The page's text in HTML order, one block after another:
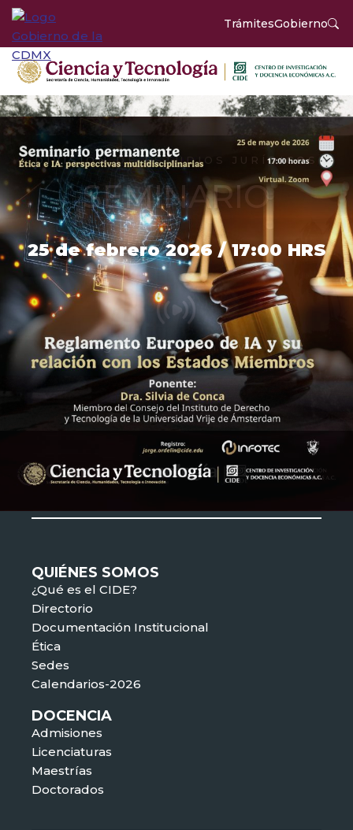
TrámitesGobierno
DIVISIÓN DE ESTUDIOS JURÍDICOS
SEMINARIO
25 de febrero 2026 / 17:00 HRS
Sigue la transmisión en vivo
QUIÉNES SOMOS
¿Qué es el CIDE?
Directorio
Documentación Institucional
Ética
Sedes
Calendarios-2026
DOCENCIA
Admisiones
Licenciaturas
Maestrías
Doctorados